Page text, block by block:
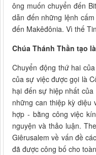
ông muốn chuyển đến
dẫn đến những lệnh
đến Makêđônia. Vì thế
Chúa Thánh Thần tạo
Chuyển động thứ hai
của sự việc được gọi là
hại đến sự hiệp nhất
những can thiệp kỳ diệu
hợp - bằng công việc
nguyện và thảo luận.
Giêrusalem về vấn đề
đã được công bố cho